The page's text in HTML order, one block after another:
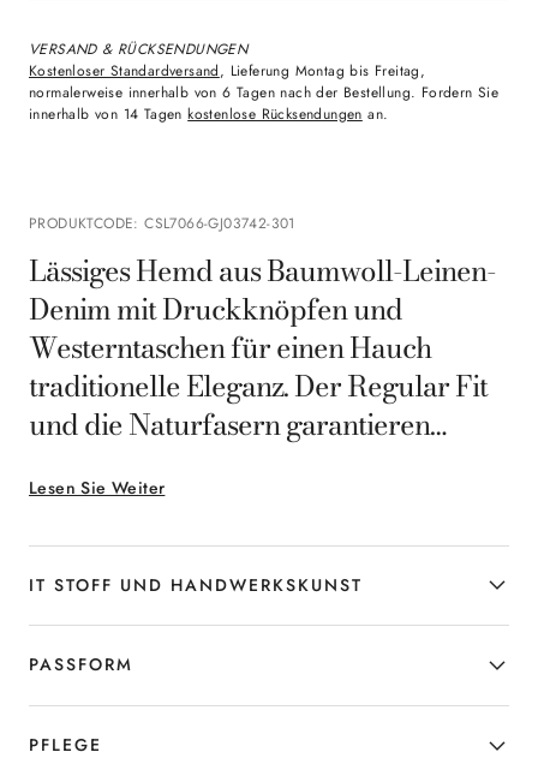
VERSAND & RÜCKSENDUNGEN
Kostenloser Standardversand, Lieferung Montag bis Freitag,
normalerweise innerhalb von 6 Tagen nach der Bestellung. Fordern Sie
innerhalb von 14 Tagenkostenlose Rücksendungen an.
PRODUKTCODE:CSL7066-GJ03742-301
Lesen Sie Weiter
Lässiges Hemd aus Baumwoll-Leinen-
Denim mit Druckknöpfen und
Westerntaschen für einen Hauch
traditionelle Eleganz. Der Regular Fit
und die Naturfasern garantieren
Tragekomfort, während die
markanten Details den starken
Charakter unterstreichen. Ideal für
den Mann, der ein vielseitiges
Kleidungsstück sucht, das
authentischen Charme mit moderner
Zweckmäßigkeit verbindet.
IT STOFF UND HANDWERKSKUNST
PASSFORM
PFLEGE